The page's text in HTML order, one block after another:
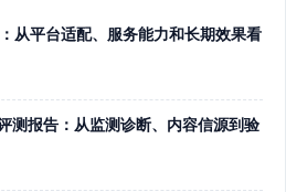
从平台适配、服务能力和长期效果看
报告：从监测诊断、内容信源到验